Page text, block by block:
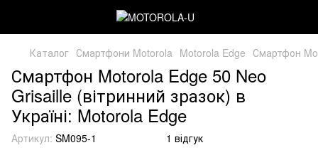
Каталог Смартфони Motorola Motorola Edge Смартфон
Смартфон Motorola Edge 50 Neo
Grisaille (вітринний зразок) в
Україні: Motorola Edge
Артикул: SM095-1 1 відгук